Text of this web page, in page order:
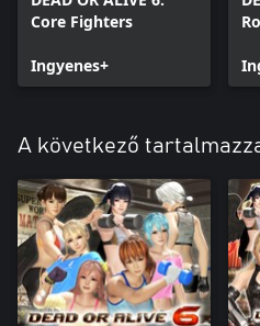
Core Fighters
Ingyenes+
A következő